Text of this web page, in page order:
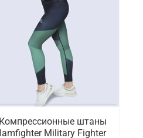
Компрессионные штаны
Iamfighter Military Fighter